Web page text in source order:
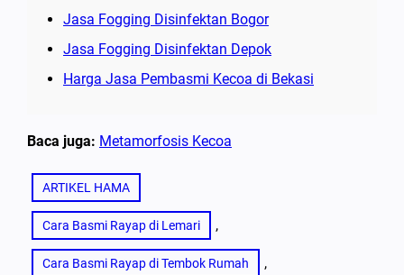
Jasa Fogging Disinfektan Bogor
Jasa Fogging Disinfektan Depok
Harga Jasa Pembasmi Kecoa di Bekasi
Baca juga: Metamorfosis Kecoa
ARTIKEL HAMA
Cara Basmi Rayap di Lemari ,
Cara Basmi Rayap di Tembok Rumah ,